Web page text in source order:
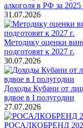
алкоголя в РФ за 2025
31.07.2026
Методику оценки
подготовят к 2027 г.
30.07.2026
Доходы Кубани от
вдвое в I полугодии
27.07.2026
РОСАЛКОБРЕНД